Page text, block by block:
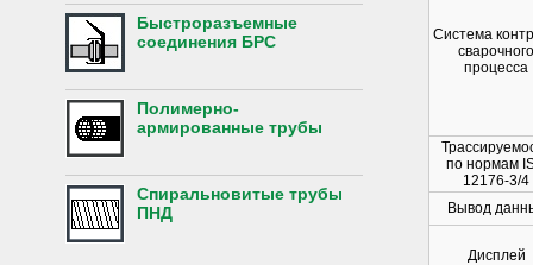
Быстроразъемные
соединения БРС
Полимерно-
армированные трубы
Спиральновитые трубы
ПНД
Система
сварочного
процесса
по нормам
12176-3/4
Вывод
Дисплей